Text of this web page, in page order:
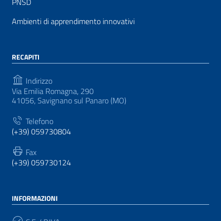
Ambienti di apprendimento innovativi
RECAPITI
Indirizzo
Via Emilia Romagna, 290
41056, Savignano sul Panaro (MO)
Telefono
(+39) 059730804
Fax
(+39) 059730124
INFORMAZIONI